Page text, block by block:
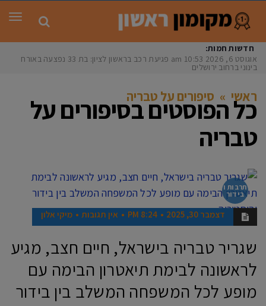
חדשות חמות:
אוגוסט 6, 2026
10:53 am פגיעת רכב בראשון לציון: בת 33 נפצעה באורח
בינוני ברחוב ירושלים
ראשי » סיפורים על טבריה
כל הפוסטים בסיפורים על
טבריה
תרבות ו
בידור
דצמבר 30, 2025 8:24 PM אין תגובות מיקי אלון
שגריר טבריה בישראל, חיים חצב, מגיע
לראשונה לבימת תיאטרון הבימה עם
מופע לכל המשפחה המשלב בין בידור